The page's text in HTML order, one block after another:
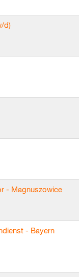
d)
- Magnuszowice
- Bayern